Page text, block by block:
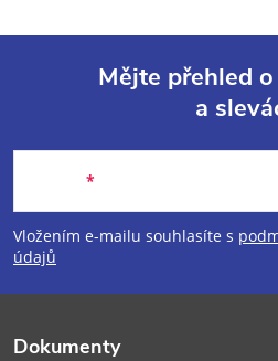
p
a
Mějte přehled
a
Vložením e-mailu souhlasíte s
údajů
Dokumenty